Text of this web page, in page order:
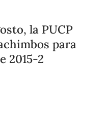
la PUCP
para
2015-2